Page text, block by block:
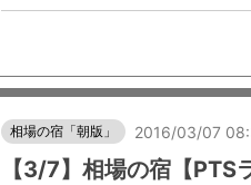
相場の宿「朝版」 2016/03/07
【3/7】相場の宿【PTS